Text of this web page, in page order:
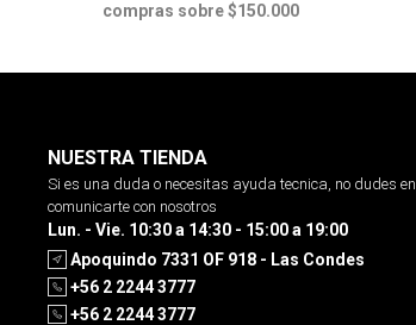
compras sobre $150.000
NUESTRA TIENDA
Si es una duda o necesitas ayuda tecnica, no dudes en
comunicarte con nosotros
Lun. - Vie. 10:30 a 14:30 - 15:00 a 19:00
Apoquindo 7331 OF 918 - Las Condes
+56 2 2244 3777
+56 2 2244 3777